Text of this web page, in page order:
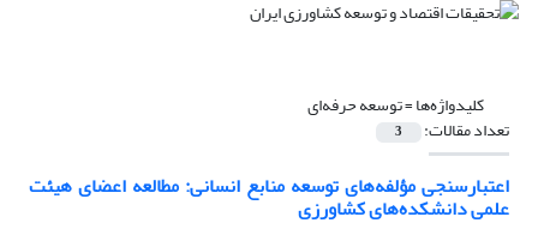
کلیدواژه‌ها =توسعه حرفه‌ای
تعداد مقالات: 3
اعتبارسنجی مؤلفه‌های توسعه منابع انسانی: مطالعه اعضای هیئت
علمی دانشکده‌های کشاورزی